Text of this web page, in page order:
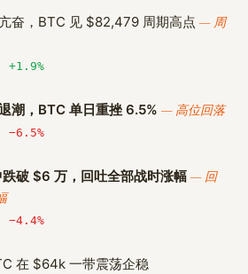
奋，BTC 见 $82,479 周期高点 — 周
+1.9%
潮，BTC 单日重挫 6.5% — 高位回落
−6.5%
破 $6 万，回吐全部战时涨幅 — 回
−4.4%
在 $64k 一带震荡企稳